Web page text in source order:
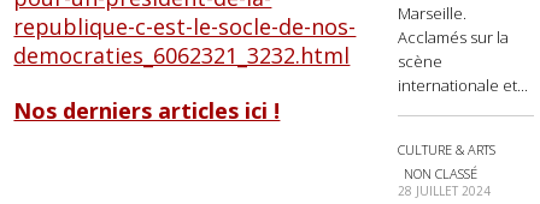
republique-c-est-le-socle-de-nos-
democraties_6062321_3232.html
Nos derniers articles ici !
Marseille.
Acclamés sur la
scène
internationale et...
CULTURE & ARTS
NON CLASSÉ
28 JUILLET 2024